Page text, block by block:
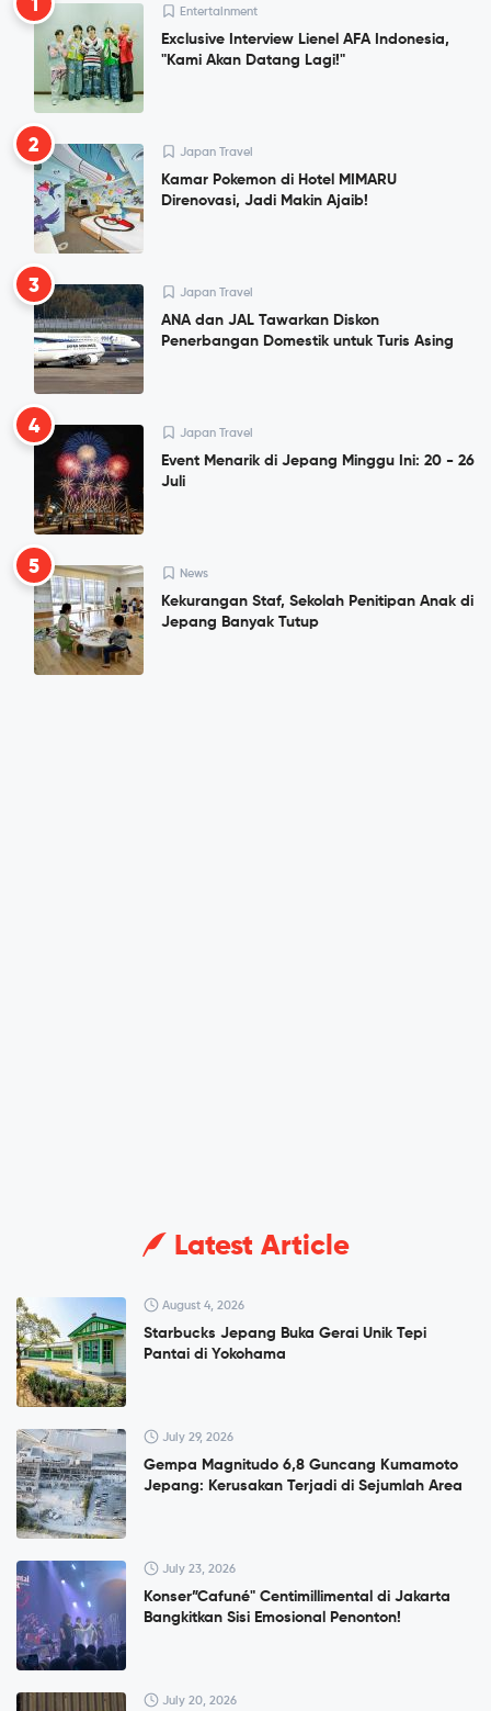
1 Entertainment
Exclusive Interview Lienel AFA Indonesia,
"Kami Akan Datang Lagi!"
2 Japan Travel
Kamar Pokemon di Hotel MIMARU
Direnovasi, Jadi Makin Ajaib!
3 Japan Travel
ANA dan JAL Tawarkan Diskon
Penerbangan Domestik untuk Turis Asing
4 Japan Travel
Event Menarik di Jepang Minggu Ini: 20 - 26
Juli
5 News
Kekurangan Staf, Sekolah Penitipan Anak di
Jepang Banyak Tutup
Latest Article
August 4, 2026
Starbucks Jepang Buka Gerai Unik Tepi
Pantai di Yokohama
July 29, 2026
Gempa Magnitudo 6,8 Guncang Kumamoto
Jepang: Kerusakan Terjadi di Sejumlah Area
July 23, 2026
Konser”Cafuné" Centimillimental di Jakarta
Bangkitkan Sisi Emosional Penonton!
July 20, 2026